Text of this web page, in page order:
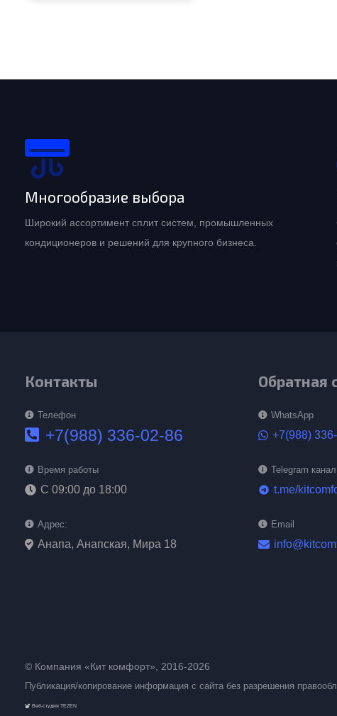
Многообразие выбора
Широкий ассортимент сплит систем, промышленных
кондиционеров и решений для крупного бизнеса.
Контакты
Телефон
+7(988) 336-02-86
Время работы
С 09:00 до 18:00
Адрес:
Анапа, Анапская, Мира 18
Обратная
WhatsApp
+7(988)
Telegram канал
telegram t.me/
Email
© Компания «Кит комфорт», 2016-2026
Публикация/копирование информация с сайта без разрешения
Веб-студия TEZEN